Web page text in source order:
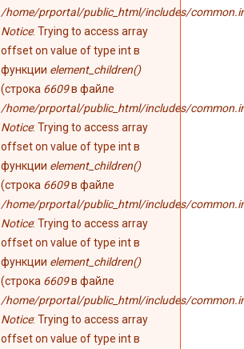
/home/prportal/public_html/includes/
Notice: Trying to access array
offset on value of type int в
функции element_children()
(строка 6609в файле
/home/prportal/public_html/includes/
Notice: Trying to access array
offset on value of type int в
функции element_children()
(строка 6609в файле
/home/prportal/public_html/includes/
Notice: Trying to access array
offset on value of type int в
функции element_children()
(строка 6609в файле
/home/prportal/public_html/includes/
Notice: Trying to access array
offset on value of type int в